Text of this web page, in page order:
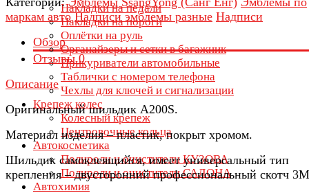
Накладки на педали
Накладки на пороги
Оплётки на руль
Органайзеры и сетки в багажник
Прикуриватели автомобильные
Таблички с номером телефона
Чехлы для ключей и сигнализации
Крепеж колес
Колесный крепеж
Центровочные кольца
Автокосметика
Полироли и очистители КУЗОВА
Полироли и очистители САЛОНА
Автохимия
маркам авто Надписи эмблемы разные Надписи
Обзор
Отзывы0
Описание
Оригинальный шильдик A200S.
Материал изделия – пластик, покрыт хромом.
Шильдик самоклеящийся, имеет универсальный тип
крепления – двусторонний профессиональный скотч